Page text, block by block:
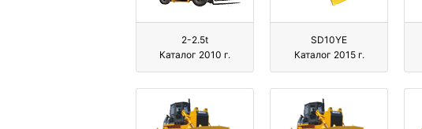
2-2.5t
Каталог 2010 г.
SD10YE
Каталог 2015 г.